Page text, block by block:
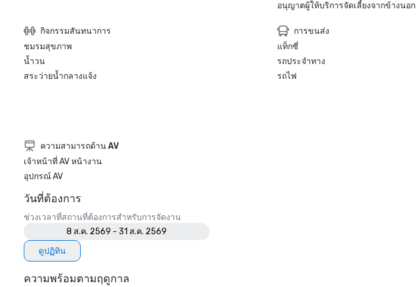
อนุญาตผู้ให้บริการจัดเลี้ยงจากข้างนอก
กิจกรรมสันทนาการ
ชมรมสุขภาพ
น้ำวน
สระว่ายน้ำกลางแจ้ง
การขนส่ง
แท็กซี่
รถประจำทาง
รถไฟ
ความสามารถด้าน AV
เจ้าหน้าที่ AV หน้างาน
อุปกรณ์ AV
วันที่ต้องการ
ช่วงเวลาที่สถานที่ต้องการสำหรับการจัดงาน
8 ส.ค. 2569 - 31 ส.ค. 2569
ดูปฏิทิน
ความพร้อมตามฤดูกาล